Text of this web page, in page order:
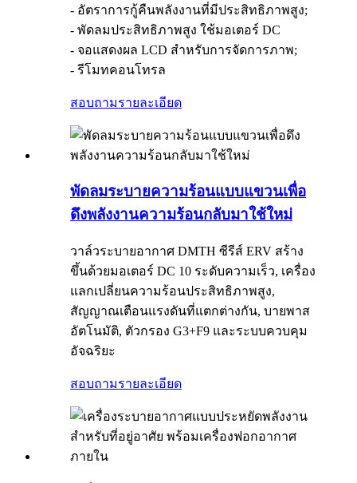
- อัตราการกู้คืนพลังงานที่มีประสิทธิภาพสูง;
- พัดลมประสิทธิภาพสูง ใช้มอเตอร์ DC
- จอแสดงผล LCD สำหรับการจัดการภาพ;
- รีโมทคอนโทรล
สอบถามรายละเอียด
พัดลมระบายความร้อนแบบแขวนเพื่อ
ดึงพลังงานความร้อนกลับมาใช้ใหม่
วาล์วระบายอากาศ DMTH ซีรีส์ ERV สร้าง
ขึ้นด้วยมอเตอร์ DC 10 ระดับความเร็ว, เครื่อง
แลกเปลี่ยนความร้อนประสิทธิภาพสูง,
สัญญาณเตือนแรงดันที่แตกต่างกัน, บายพาส
อัตโนมัติ, ตัวกรอง G3+F9 และระบบควบคุม
อัจฉริยะ
สอบถามรายละเอียด